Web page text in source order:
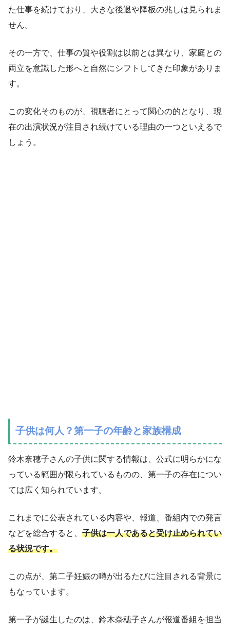
た仕事を続けており、大きな後退や降板の兆しは見られま
せん。
その一方で、仕事の質や役割は以前とは異なり、家庭との
両立を意識した形へと自然にシフトしてきた印象がありま
す。
この変化そのものが、視聴者にとって関心の的となり、現
在の出演状況が注目され続けている理由の一つといえるで
しょう。
子供は何人？第一子の年齢と家族構成
鈴木奈穂子さんの子供に関する情報は、公式に明らかにな
っている範囲が限られているものの、第一子の存在につい
ては広く知られています。
これまでに公表されている内容や、報道、番組内での発言
などを総合すると、 子供は一人であると受け止められてい
る状況です。
この点が、第二子妊娠の噂が出るたびに注目される背景に
もなっています。
第一子が誕生したのは、鈴木奈穂子さんが報道番組を担当